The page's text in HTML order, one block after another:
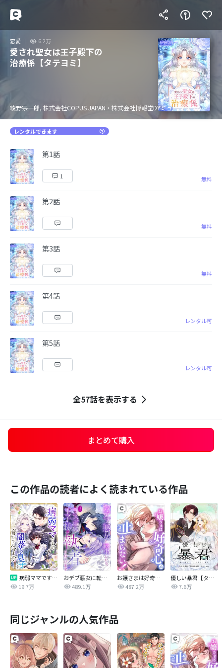
恋愛 6.2万
愛され聖女は王子殿下の
治療係【タテヨミ】
綾野宗一郎, 株式会社COPUS JAPAN・株式会社博報堂DYミュージック＆ピクチャーズ, 夕日
レンタルできます
第1話
1 無料
第2話
無料
第3話
無料
第4話
レンタル可
第5話
レンタル可
全57話を表示する
まとめて購入
この作品の読者によく読まれている作品
病弱ママですが、闇落ち息子を育ててみせます！【タテヨミ】
19.7万
おデブ悪女に転生したら、なぜかラスボス王子様に執着されています
489.1万
お嬢さまは好奇心が止まらない！
487.2万
優しい暴君【タテヨミ】
7.6万
同じジャンルの人気作品